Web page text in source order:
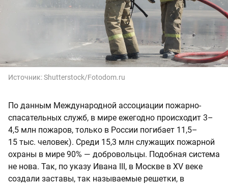
Источник:Shutterstock/Fotodom.ru
По данным Международной ассоциации пожарно-
спасательных служб, в мире ежегодно происходит 3–
4,5 млн пожаров, только в России погибает 11,5–
15 тыс. человек). Среди 15,3 млн служащих пожарной
охраны в мире 90% — добровольцы. Подобная система
не нова. Так, по указу Ивана III, в Москве в XV веке
создали заставы, так называемые решетки, в